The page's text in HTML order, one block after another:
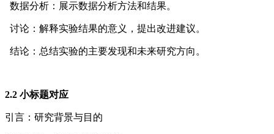
数据分析：展示数据分析方法和结果。
讨论：解释实验结果的意义，提出改进建议。
结论：总结实验的主要发现和未来研究方向。
2.2 小标题对应
引言：研究背景与目的